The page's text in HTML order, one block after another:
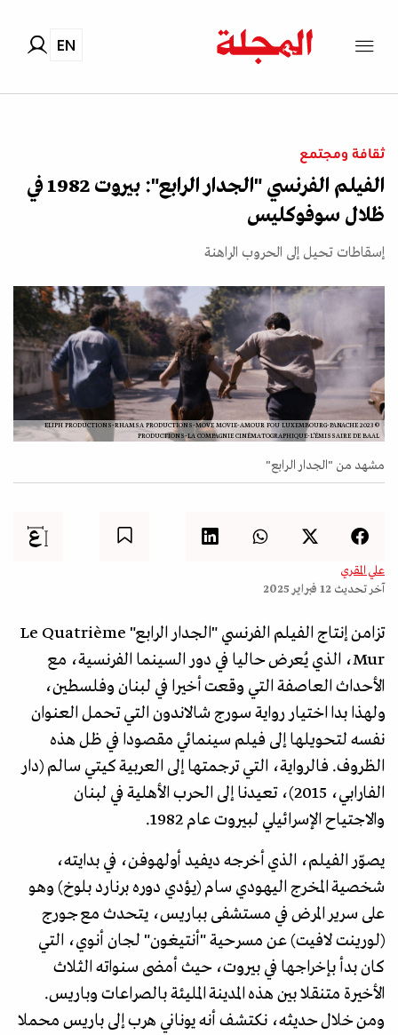
EN
ثقافة ومجتمع
الفيلم الفرنسي "الجدار الرابع": بيروت 1982 في
ظلال سوفوكليس
إسقاطات تحيل إلى الحروب الراهنة
© 2023 ELIPH PRODUCTIONS-RHAMSA PRODUCTIONS-MOVE MOVIE-AMOUR FOU LUXEMBOURG-PANACHE
PRODUCTIONS-LA COMPAGNIE CINÉMATOGRAPHIQUE-L’ÉMISSAIRE DE BAAL
مشهد من "الجدار الرابع"
علي المقري
آخر تحديث 12 فبراير 2025
تزامن إنتاج الفيلم الفرنسي "الجدار الرابع" Le Quatrième
Mur، الذي يُعرض حاليا في دور السينما الفرنسية، مع
الأحداث العاصفة التي وقعت أخيرا في لبنان وفلسطين،
ولهذا بدا اختيار رواية سورج شالاندون التي تحمل العنوان
نفسه لتحويلها إلى فيلم سينمائي مقصودا في ظل هذه
الظروف. فالرواية، التي ترجمتها إلى العربية كيتي سالم (دار
الفارابي، 2015)، تعيدنا إلى الحرب الأهلية في لبنان
والاجتياح الإسرائيلي لبيروت عام 1982.
يصوّر الفيلم، الذي أخرجه ديفيد أولهوفن، في بدايته،
شخصية المخرج اليهودي سام (يؤدي دوره برنارد بلوخ) وهو
على سرير المرض في مستشفى بباريس، يتحدث مع جورج
(لورينت لافيت) عن مسرحية "أنتيغون" لجان أنوي، التي
كان بدأ بإخراجها في بيروت، حيث أمضى سنواته الثلاث
الأخيرة متنقلا بين هذه المدينة المليئة بالصراعات وباريس.
ومن خلال حديثه، نكتشف أنه يوناني هرب إلى باريس محملا